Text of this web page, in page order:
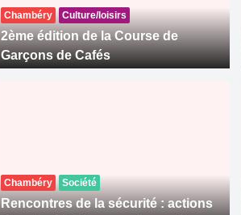
Chambéry Culture/loisirs
2ème édition de la Course de
Garçons de Cafés
Chambéry Société
Rencontres de la sécurité : actions